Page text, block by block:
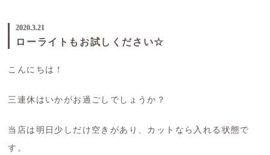
2020.3.21
ローライトもお試しください☆
こんにちは！
三連休はいかがお過ごしでしょうか？
当店は明日少しだけ空きがあり、カットなら入れる状態で
す。